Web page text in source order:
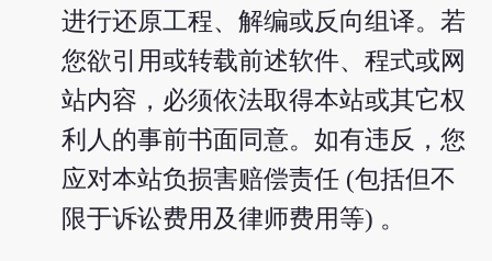
进行还原工程、解编或反向组译。若
您欲引用或转载前述软件、程式或网
站内容，必须依法取得本站或其它权
利人的事前书面同意。如有违反，您
应对本站负损害赔偿责任 (包括但不
限于诉讼费用及律师费用等) 。